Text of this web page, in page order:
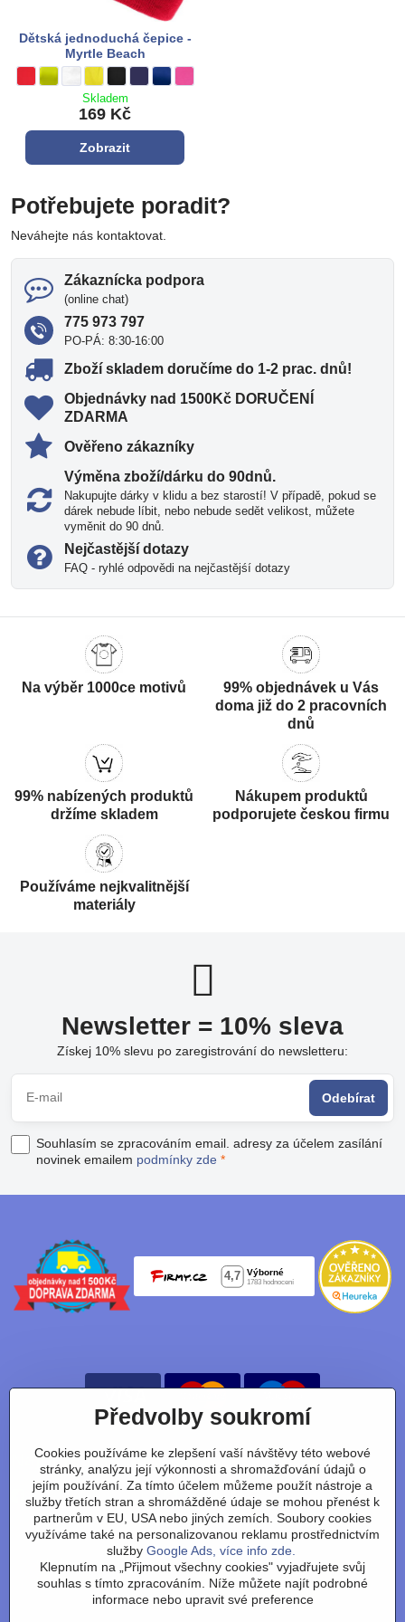
Dětská jednoduchá čepice -
Myrtle Beach
Dětská jednoduchá čepice - Myrtle Beach - Barva:
**červená**
Dětská jednoduchá čepice - Myrtle Beach - Barva:
Limetková zelená
Dětská jednoduchá čepice - Myrtle Beach - Barva:
Dětská jednoduchá čepice - Myrtle Beach - Barva:
Dětská jednoduchá čepice - Myrtle Beach - Barva:
Dětská jednoduchá čepice - Myrtle Beach - Barva:
tmavě modrá
Dětská jednoduchá čepice - Myrtle Beach - Barva:
královská modrá
Skladem
169 Kč
Zobrazit
Potřebujete poradit?
Neváhejte nás kontaktovat.
Zákaznícka podpora
(online chat)
775 973 797
PO-PÁ: 8:30-16:00
Zboží skladem doručíme do 1-2 prac​. dnů!
Objednávky nad 1500Kč DORUČENÍ
ZDARMA
Ověřeno zákazníky
Výměna zboží/dárku do 90dnů​.
Nakupujte dárky v klidu a bez starostí! V případě, pokud se
dárek nebude líbit, nebo nebude sedět velikost, můžete
vyměnit do 90 dnů.
Nejčastější dotazy
FAQ - ryhlé odpovědi na nejčastějśí dotazy
Na výběr 1000ce motivů
99% objednávek u Vás
doma již do 2 pracovních
dnů
99% nabízených produktů
držíme skladem
Nákupem produktů
podporujete českou firmu
Používáme nejkvalitnější
materiály
Newsletter = 10% sleva
Získej 10% slevu po zaregistrování do newsletteru:
Odebírat
Souhlasím se zpracováním email. adresy za účelem zasílání
novinek emailem podmínky zde *
Nájdete nás taky na:
Facebook Instagram Youtube Tiktok
Obchodní podmínky/vrácení zboží/reklamace/výměna
zboží/články/technologie/recenze/o nás /FAQ/kontakt
Předvolby soukromí
Cookies používáme ke zlepšení vaší návštěvy této webové
stránky, analýzu její výkonnosti a shromažďování údajů o
jejím používání. Za tímto účelem můžeme použít nástroje a
služby třetích stran a shromážděné údaje se mohou přenést k
partnerům v EU, USA nebo jiných zemích. Soubory cookies
využíváme také na personalizovanou reklamu prostřednictvím
služby Google Ads, více info zde.
Klepnutím na „Přijmout všechny cookies" vyjadřujete svůj
souhlas s tímto zpracováním. Níže můžete najít podrobné
informace nebo upravit své preference